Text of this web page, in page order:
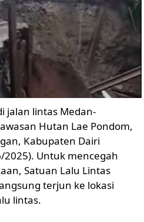
jalan lintas Medan-
Hutan Lae Pondom,
Kabupaten Dairi
2025). Untuk mencegah
Satuan Lalu Lintas
terjun ke lokasi
lintas.